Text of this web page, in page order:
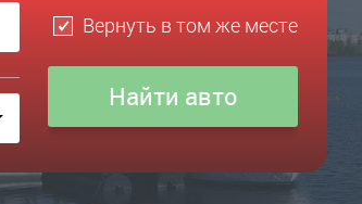
Вернуть в том же месте